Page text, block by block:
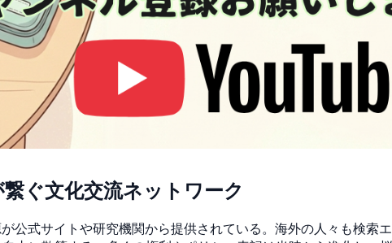
ぐ文化交流ネットワーク
公式サイトや研究機関から提供されている。海外の人々も検索